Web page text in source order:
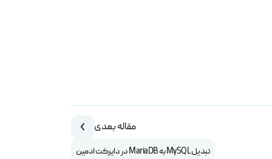
مقاله بعدی
تبدیل MySQL به MariaDB در دایرکت ادمین